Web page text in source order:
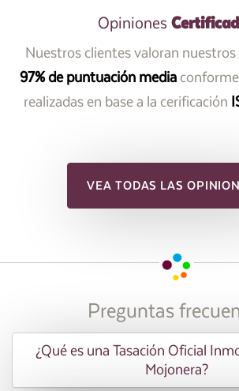
Opiniones
Nuestros clientes valoran nuestros
97% de puntuación media
realizadas en base a la cerificación
VEA TODAS LAS
Preguntas
¿Qué es una Tasación Oficial
Mojonera?